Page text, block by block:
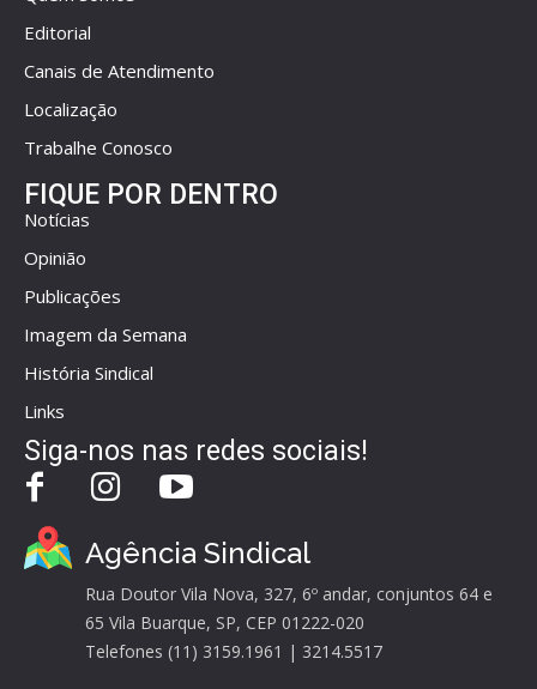
Editorial
Canais de Atendimento
Localização
Trabalhe Conosco
FIQUE POR DENTRO
Notícias
Opinião
Publicações
Imagem da Semana
História Sindical
Links
Siga-nos nas redes sociais!
Agência Sindical
Rua Doutor Vila Nova, 327, 6º andar, conjuntos 64 e
65 Vila Buarque, SP, CEP 01222-020
Telefones (11) 3159.1961 | 3214.5517